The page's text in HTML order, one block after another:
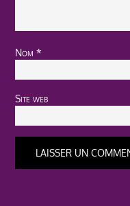
Nom*
Site web